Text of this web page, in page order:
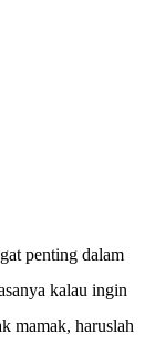
penting dalam
kalau ingin
mamak, haruslah